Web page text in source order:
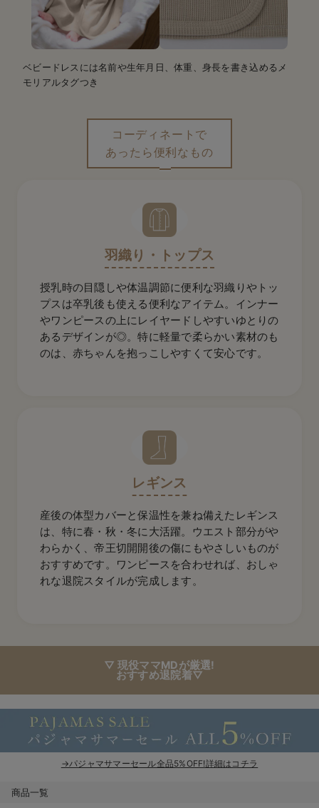
ベビードレスには名前や生年月日、体重、身長を書き込めるメ
モリアルタグつき
コーディネートで
あったら便利なもの
羽織り・トップス
授乳時の目隠しや体温調節に便利な羽織りやトッ
プスは卒乳後も使える便利なアイテム。インナー
やワンピースの上にレイヤードしやすいゆとりの
あるデザインが◎。特に軽量で柔らかい素材のも
のは、赤ちゃんを抱っこしやすくて安心です。
レギンス
産後の体型カバーと保温性を兼ね備えたレギンス
は、特に春・秋・冬に大活躍。ウエスト部分がや
わらかく、帝王切開開後の傷にもやさしいものが
おすすめです。ワンピースを合わせれば、おしゃ
れな退院スタイルが完成します。
▽ 現役ママMDが厳選!
おすすめ退院着▽
→パジャマサマーセール全品5%OFF!詳細はコチラ
商品一覧